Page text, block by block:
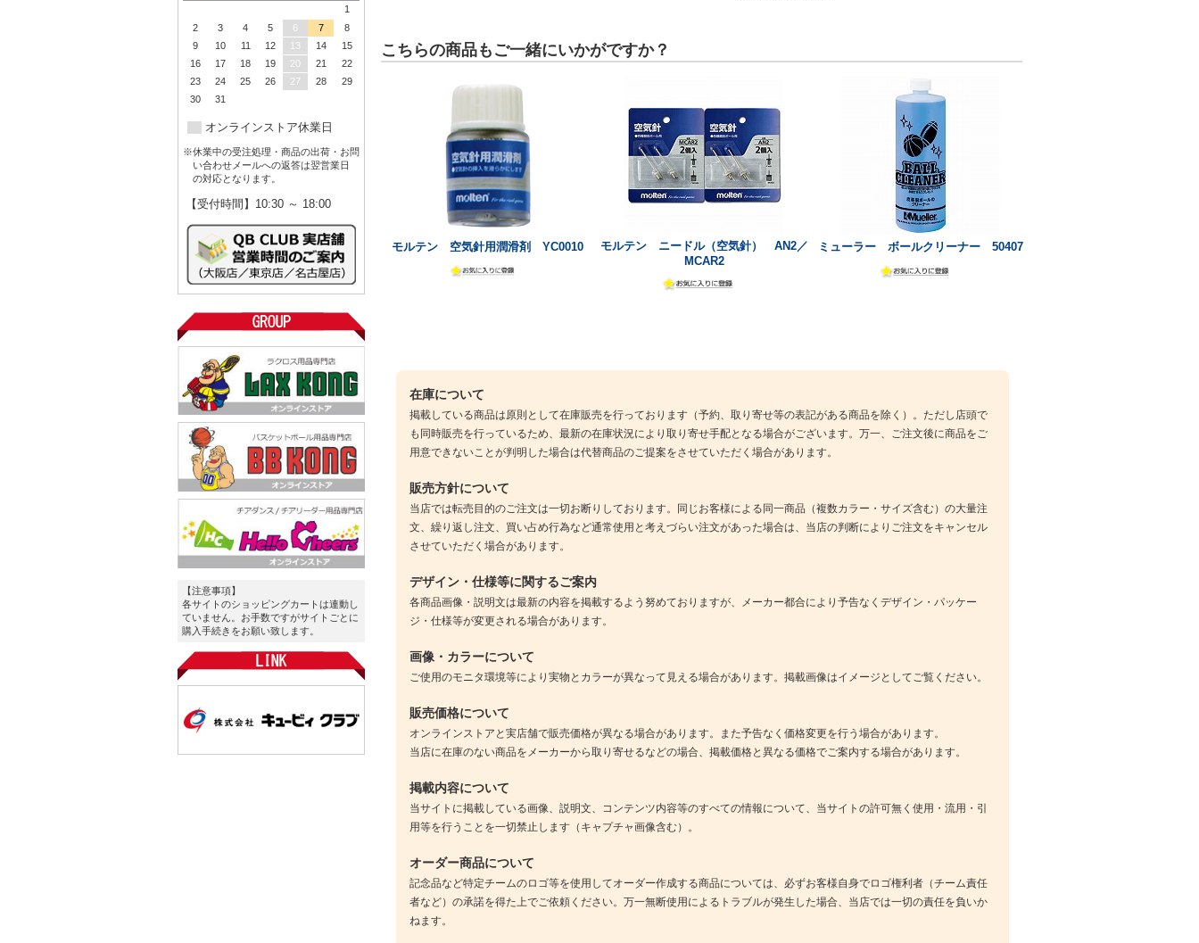
1
2
3 4 5 6 7
8
9
10 11 12 13 14
15
16
17 18 19 20 21
22
23
24 25 26 27 28
29
30
31
オンラインストア休業日
※休業中の受注処理・商品の出荷・お問
い合わせメールへの返答は翌営業日
の対応となります。
【受付時間】10:30 ～ 18:00
【注意事項】
各サイトのショッピングカートは連動し
ていません。お手数ですがサイトごとに
購入手続きをお願い致します。
こちらの商品もご一緒にいかがですか？
モルテン 空気針用潤滑剤 YC0010
モルテン ニードル（空気針） AN2／
MCAR2
ミューラー ボールクリーナー 50407
在庫について
掲載している商品は原則として在庫販売を行っております（予約、取り寄せ等の表記がある商品を除く）。ただし店頭で
も同時販売を行っているため、最新の在庫状況により取り寄せ手配となる場合がございます。万一、ご注文後に商品をご
用意できないことが判明した場合は代替商品のご提案をさせていただく場合があります。
販売方針について
当店では転売目的のご注文は一切お断りしております。同じお客様による同一商品（複数カラー・サイズ含む）の大量注
文、繰り返し注文、買い占め行為など通常使用と考えづらい注文があった場合は、当店の判断によりご注文をキャンセル
させていただく場合があります。
デザイン・仕様等に関するご案内
各商品画像・説明文は最新の内容を掲載するよう努めておりますが、メーカー都合により予告なくデザイン・パッケー
ジ・仕様等が変更される場合があります。
画像・カラーについて
ご使用のモニタ環境等により実物とカラーが異なって見える場合があります。掲載画像はイメージとしてご覧ください。
販売価格について
オンラインストアと実店舗で販売価格が異なる場合があります。また予告なく価格変更を行う場合があります。
当店に在庫のない商品をメーカーから取り寄せるなどの場合、掲載価格と異なる価格でご案内する場合があります。
掲載内容について
当サイトに掲載している画像、説明文、コンテンツ内容等のすべての情報について、当サイトの許可無く使用・流用・引
用等を行うことを一切禁止します（キャプチャ画像含む）。
オーダー商品について
記念品など特定チームのロゴ等を使用してオーダー作成する商品については、必ずお客様自身でロゴ権利者（チーム責任
者など）の承諾を得た上でご依頼ください。万一無断使用によるトラブルが発生した場合、当店では一切の責任を負いか
ねます。